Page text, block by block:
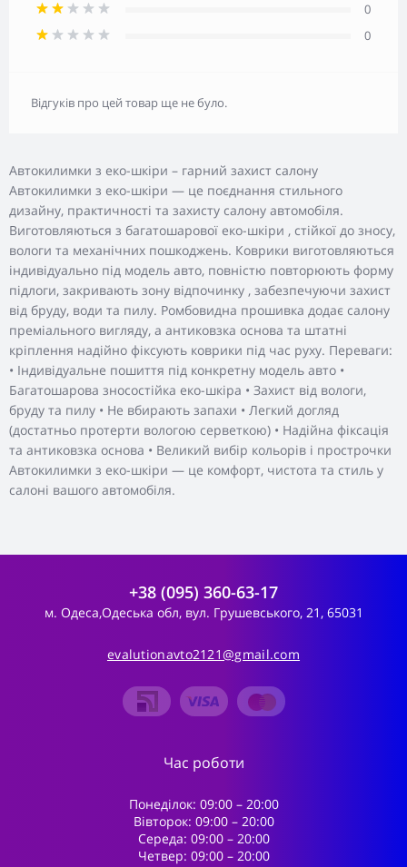
Автокилимки з еко-шкіри – гарний захист салону
Автокилимки з еко-шкіри — це поєднання стильного
дизайну, практичності та захисту салону автомобіля.
Виготовляються з багатошарової еко-шкіри , стійкої до зносу,
вологи та механічних пошкоджень. Коврики виготовляються
індивідуально під модель авто, повністю повторюють форму
підлоги, закривають зону відпочинку , забезпечуючи захист
від бруду, води та пилу. Ромбовидна прошивка додає салону
преміального вигляду, а антиковзка основа та штатні
кріплення надійно фіксують коврики під час руху. Переваги:
• Індивідуальне пошиття під конкретну модель авто •
Багатошарова зносостійка еко-шкіра • Захист від вологи,
бруду та пилу • Не вбирають запахи • Легкий догляд
(достатньо протерти вологою серветкою) • Надійна фіксація
та антиковзка основа • Великий вибір кольорів і прострочки
Автокилимки з еко-шкіри — це комфорт, чистота та стиль у
салоні вашого автомобіля.
0
0
Відгуків про цей товар ще не було.
+38 (095) 360-63-17
м. Одеса,Одеська обл, вул. Грушевського, 21, 65031
evalutionavto2121@gmail.com
Час роботи
Понеділок: 09:00 – 20:00
Вівторок: 09:00 – 20:00
Середа: 09:00 – 20:00
Четвер: 09:00 – 20:00